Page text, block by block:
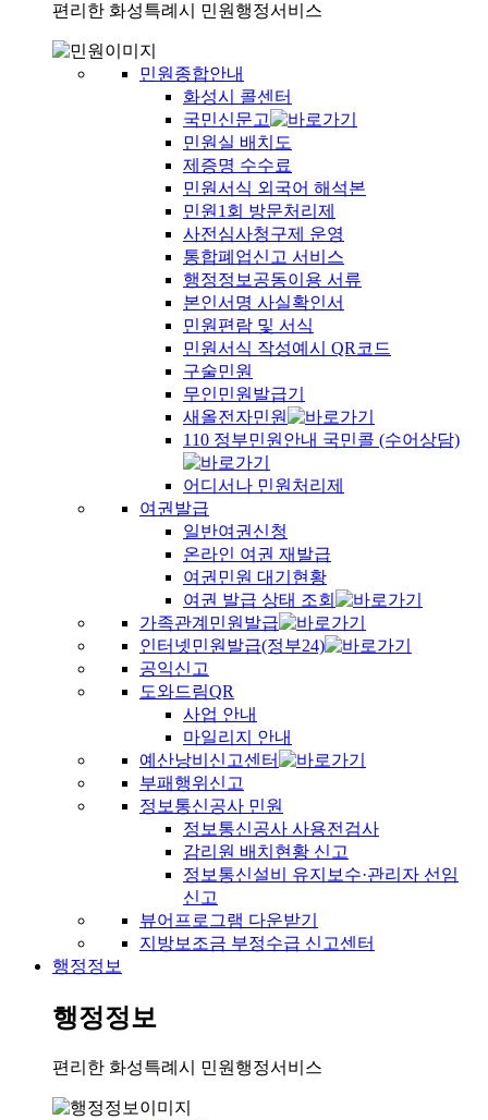
편리한 화성특례시 민원행정서비스
민원종합안내
화성시 콜센터
국민신문고
민원실 배치도
제증명 수수료
민원서식 외국어 해석본
민원1회 방문처리제
사전심사청구제 운영
통합폐업신고 서비스
행정정보공동이용 서류
본인서명 사실확인서
민원편람 및 서식
민원서식 작성예시 QR코드
구술민원
무인민원발급기
새올전자민원
110 정부민원안내 국민콜 (수어상담)
어디서나 민원처리제
여권발급
일반여권신청
온라인 여권 재발급
여권민원 대기현황
여권 발급 상태 조회
가족관계민원발급
인터넷민원발급(정부24)
공익신고
도와드림QR
사업 안내
마일리지 안내
예산낭비신고센터
부패행위신고
정보통신공사 민원
정보통신공사 사용전검사
감리원 배치현황 신고
정보통신설비 유지보수·관리자 선임
신고
뷰어프로그램 다운받기
지방보조금 부정수급 신고센터
행정정보
행정정보
편리한 화성특례시 민원행정서비스